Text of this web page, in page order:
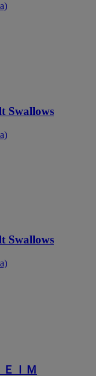
Swallows
Swallows
ＩＭ